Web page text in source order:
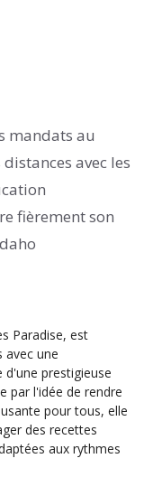
mandats au
avec les
fièrement son
Paradise, est
avec une
d'une prestigieuse
par l'idée de rendre
pour tous, elle
des recettes
aux rythmes